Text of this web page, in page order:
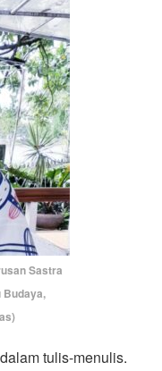
Sastra
Budaya,
tulis-menulis.